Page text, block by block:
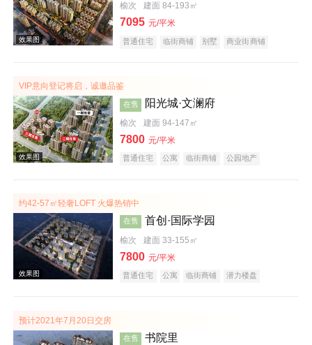
效果图
效果图
榆次 建面 84-193㎡
7095 元/平米
普通住宅 临街商铺 别墅
商业街商铺
VIP意向登记将启，诚邀品鉴
在售 阳光城·文澜府
榆次 建面 94-147㎡
7800 元/平米
普通住宅 公寓 临街商铺
公园地产
约42-57㎡轻奢LOFT 火爆热销中
在售 首创·国际学园
榆次 建面 33-155㎡
7800 元/平米
普通住宅 公寓 临街商铺
潜力楼盘
预计2021年7月20日交房
在售 书院里